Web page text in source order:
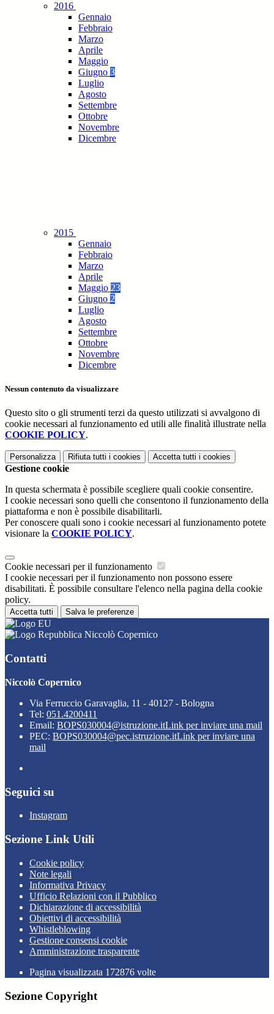
2016
Gennaio
Febbraio
Marzo
Aprile
Maggio
Giugno 3
Luglio
Agosto
Settembre
Ottobre
Novembre
Dicembre
2015
Gennaio
Febbraio
Marzo
Aprile
Maggio 23
Giugno 2
Luglio
Agosto
Settembre
Ottobre
Novembre
Dicembre
Nessun contenuto da visualizzare
Questo sito o gli strumenti terzi da questo utilizzati si avvalgono di
cookie necessari al funzionamento ed utili alle finalità illustrate nella
COOKIE POLICY.
Personalizza Rifiuta tutti i cookies Accetta tutti i cookies
Gestione cookie
In questa schermata è possibile scegliere quali cookie consentire.
I cookie necessari sono quelli che consentono il funzionamento della
piattaforma e non è possibile disabilitarli.
Per conoscere quali sono i cookie necessari al funzionamento potete
visionare la COOKIE POLICY.
Cookie necessari per il funzionamento
I cookie necessari per il funzionamento non possono essere
disabilitati. È possibile consultare l'elenco nella pagina della cookie
policy.
Accetta tutti Salva le preferenze
Niccolò Copernico
Contatti
Niccolò Copernico
Via Ferruccio Garavaglia, 11 - 40127 - Bologna
Tel: 051.4200411
Email: BOPS030004@istruzione.itLink per inviare una mail
PEC: BOPS030004@pec.istruzione.itLink per inviare una
mail
Seguici su
Instagram
Sezione Link Utili
Cookie policy
Note legali
Informativa Privacy
Ufficio Relazioni con il Pubblico
Dichiarazione di accessibilità
Obiettivi di accessibilità
Whistleblowing
Gestione consensi cookie
Amministrazione trasparente
Pagina visualizzata 172876 volte
Sezione Copyright